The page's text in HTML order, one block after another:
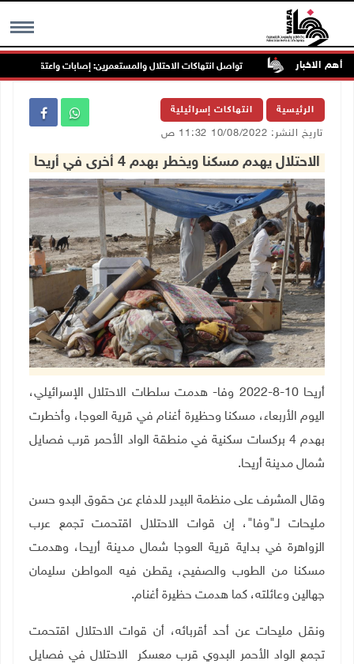
MENU أهم الاخبار
جنين تواصل انتهاكات الاحتلال والمستعمرين: إصابات واعتقالات
الرئيسية انتهاكات إسرائيلية
تاريخ النشر: 10/08/2022 11:32 ص
الاحتلال يهدم مسكنا ويخطر بهدم 4 أخرى في أريحا
أريحا 10-8-2022 وفا- هدمت سلطات الاحتلال الإسرائيلي،
اليوم الأربعاء، مسكنا وحظيرة أغنام في قرية العوجا، وأخطرت
بهدم 4 بركسات سكنية في منطقة الواد الأحمر قرب فصايل
شمال مدينة أريحا.
وقال المشرف على منظمة البيدر للدفاع عن حقوق البدو حسن
مليحات لـ"وفا"، إن قوات الاحتلال اقتحمت تجمع عرب
الزواهرة في بداية قرية العوجا شمال مدينة أريحا، وهدمت
مسكنا من الطوب والصفيح، يقطن فيه المواطن سليمان
جهالين وعائلته، كما هدمت حظيرة أغنام.
ونقل مليحات عن أحد أقربائه، أن قوات الاحتلال اقتحمت
تجمع الواد الأحمر البدوي قرب معسكر الاحتلال في فصايل